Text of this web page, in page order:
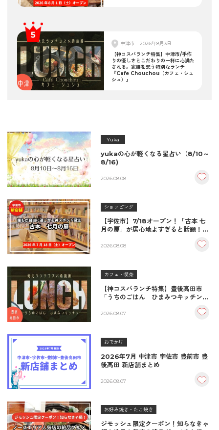
中津市
2026年8月3日
【神コスパランチ特集】中津市/手作
りの優しさとこだわりの一杯に心満た
される。家族を想う特別なランチ
『Cafe Chouchou（カフェ・シュ
シュ）』
Yuka
yukaの心が軽くなる星占い（8/10～
8/16)
2026.08.08
ショッピング
【宇佐市】7/18オープン！「古本 七
月の扉」が居心地よすぎると話題！絶
至福の読書空間
2026.08.08
カフェ・喫茶
【神コスパランチ特集】豊後高田市
「うちのごはん ひまみつキッチン」
＆生姜焼き！
2026.08.07
おでかけ
2026年7月 中津市 宇佐市 豊前市 豊
後高田 新店舗まとめ
2026.08.07
お好み焼き・たこ焼き
ジモッシュ限定クーポン！知らなきゃ